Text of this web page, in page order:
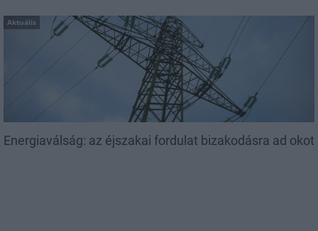
Aktuális
Energiaválság: az éjszakai fordulat bizakodásra ad okot